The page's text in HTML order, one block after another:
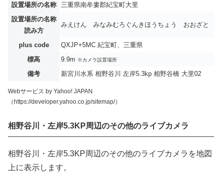
設置場所の名称
三重県南牟婁郡紀宝町大里
設置場所の名称
読み方
みえけん みなみむろぐんきほうちょう おおざと
plus code
QXJP+5MC 紀宝町、三重県
標高
9.9m ※カメラ設置場所
備考 新宮川水系 相野谷川 左岸5.3kp 相野谷橋 大里02
Webサービス by Yahoo! JAPAN
（https://developer.yahoo.co.jp/sitemap/）
相野谷川・左岸5.3KP周辺のその他のライブカメラ
相野谷川・左岸5.3KP周辺のその他のライブカメラを地図
上に表示します。